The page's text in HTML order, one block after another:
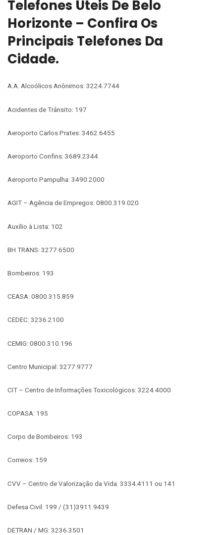
Telefones Úteis De Belo
Horizonte – Confira Os
Principais Telefones Da
Cidade.
A.A. Alcoólicos Anônimos: 3224.7744
Acidentes de Trânsito: 197
Aeroporto Carlos Prates: 3462.6455
Aeroporto Confins: 3689.2344
Aeroporto Pampulha: 3490.2000
AGIT – Agência de Empregos: 0800.319.020
Auxílio à Lista: 102
BH TRANS: 3277.6500
Bombeiros: 193
CEASA: 0800.315.859
CEDEC: 3236.2100
CEMIG: 0800.310.196
Centro Municipal: 3277.9777
CIT – Centro de Informações Toxicológicos: 3224.4000
COPASA: 195
Corpo de Bombeiros: 193
Correios: 159
CVV – Centro de Valorização da Vida: 3334.4111 ou 141
Defesa Civil: 199 / (31)3911.9439
DETRAN / MG: 3236.3501